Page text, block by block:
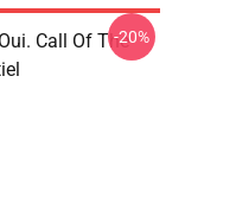
Call Of The-20%